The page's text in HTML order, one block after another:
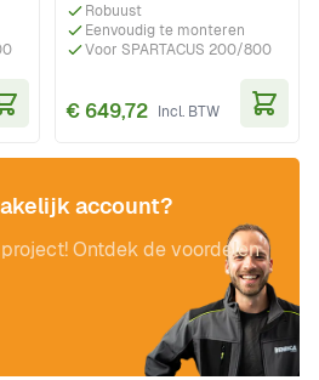
Robuust
Eenvoudig te monteren
Voor SPARTACUS 200/800
€ 649,72
account?
Ontdek de voordelen